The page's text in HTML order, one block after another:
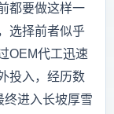
都要做这样一
选择前者似乎
OEM代工迅速
投入，经历数
终进入长坡厚雪